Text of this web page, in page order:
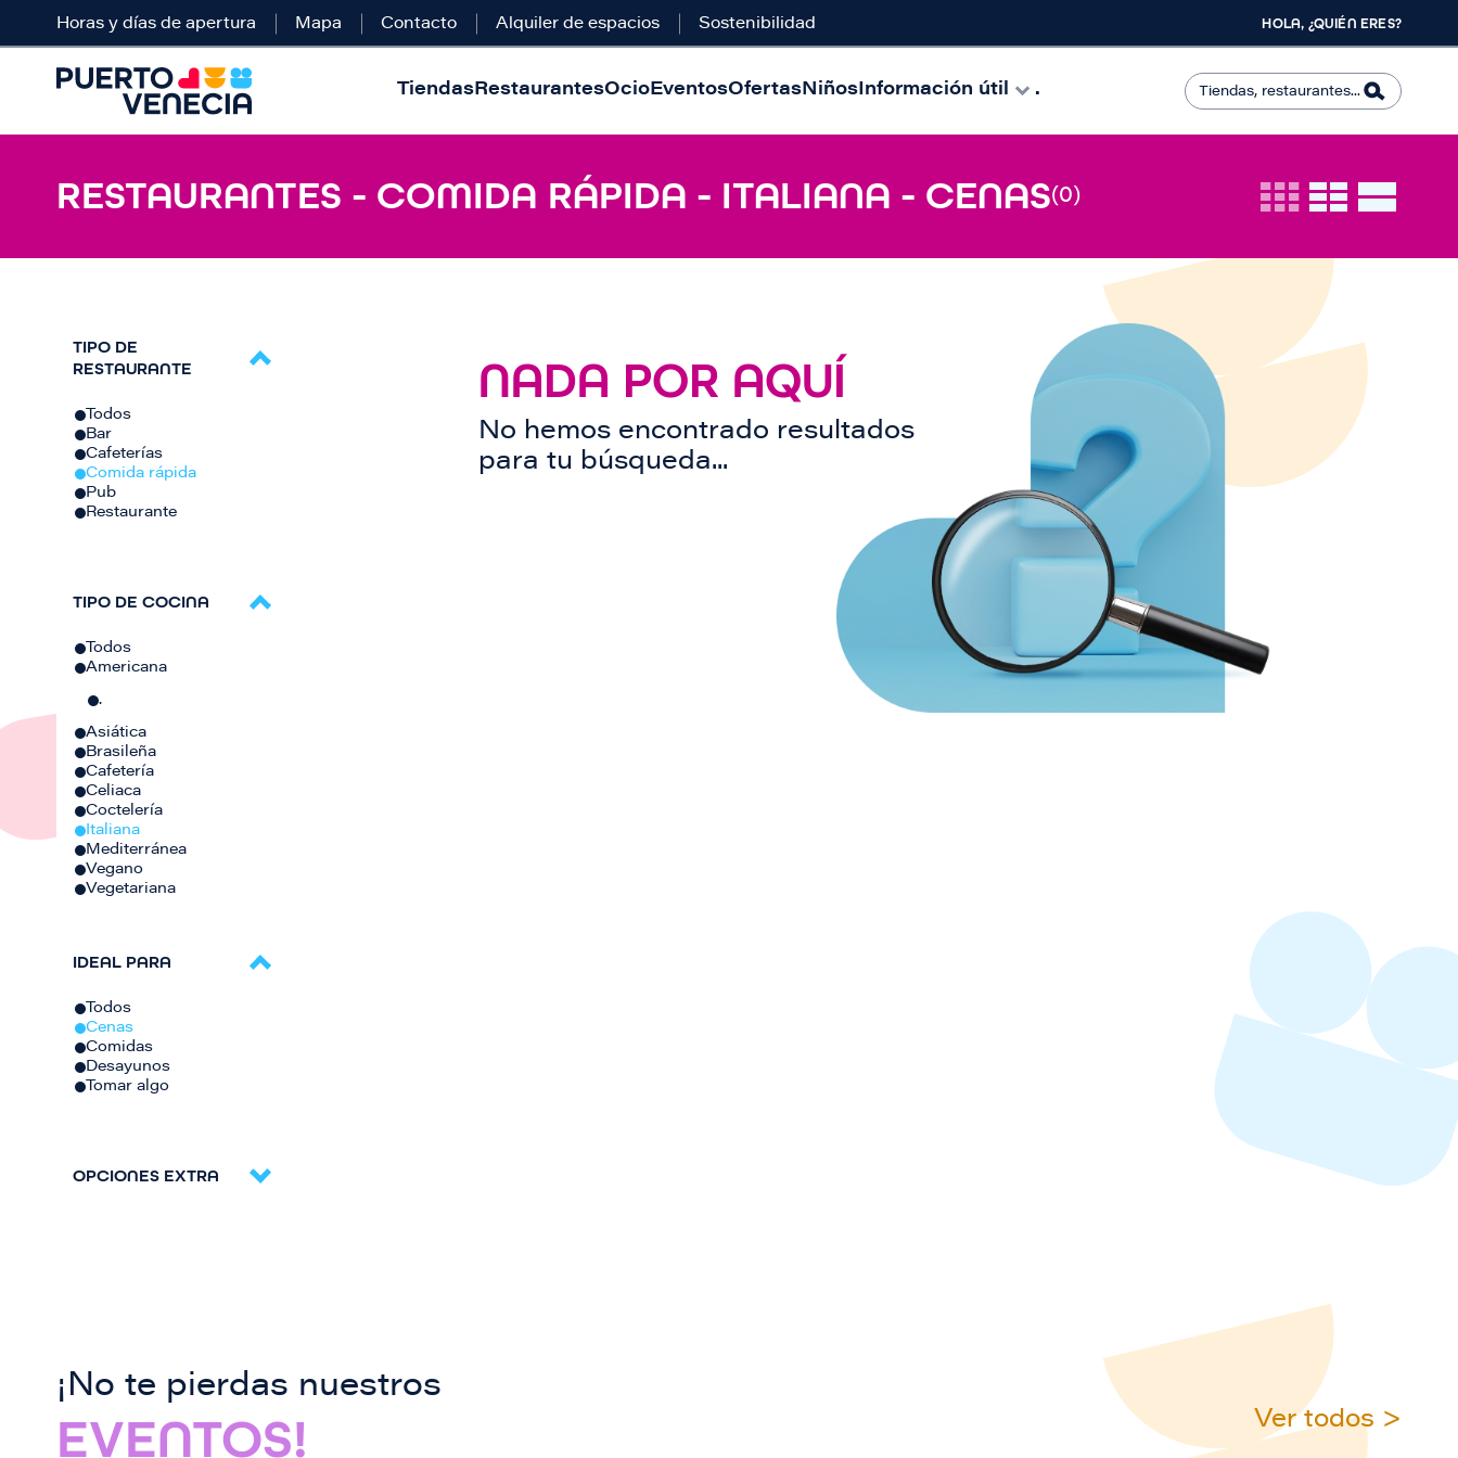
Horas y días de apertura Mapa Contacto Alquiler de espacios Sostenibilidad HOLA, ¿QUIÉN ERES?
TiendasRestaurantesOcioEventosOfertasNiñosInformación útil .
RESTAURANTES - COMIDA RÁPIDA - ITALIANA - CENAS(0)
TIPO DE
RESTAURANTE
Todos
Bar
Cafeterías
Comida rápida
Pub
Restaurante
TIPO DE COCINA
Todos
Americana
.
Asiática
Brasileña
Cafetería
Celiaca
Coctelería
Italiana
Mediterránea
Vegano
Vegetariana
IDEAL PARA
Todos
Cenas
Comidas
Desayunos
Tomar algo
OPCIONES EXTRA
NADA POR AQUÍ
No hemos encontrado resultados
para tu búsqueda...
¡No te pierdas nuestros
EVENTOS! Ver todos >